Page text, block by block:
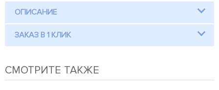
ОПИСАНИЕ
ЗАКАЗ В 1 КЛИК
СМОТРИТЕ ТАКЖЕ